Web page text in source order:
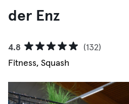
der Enz
4.8
(132)
Fitness, Squash